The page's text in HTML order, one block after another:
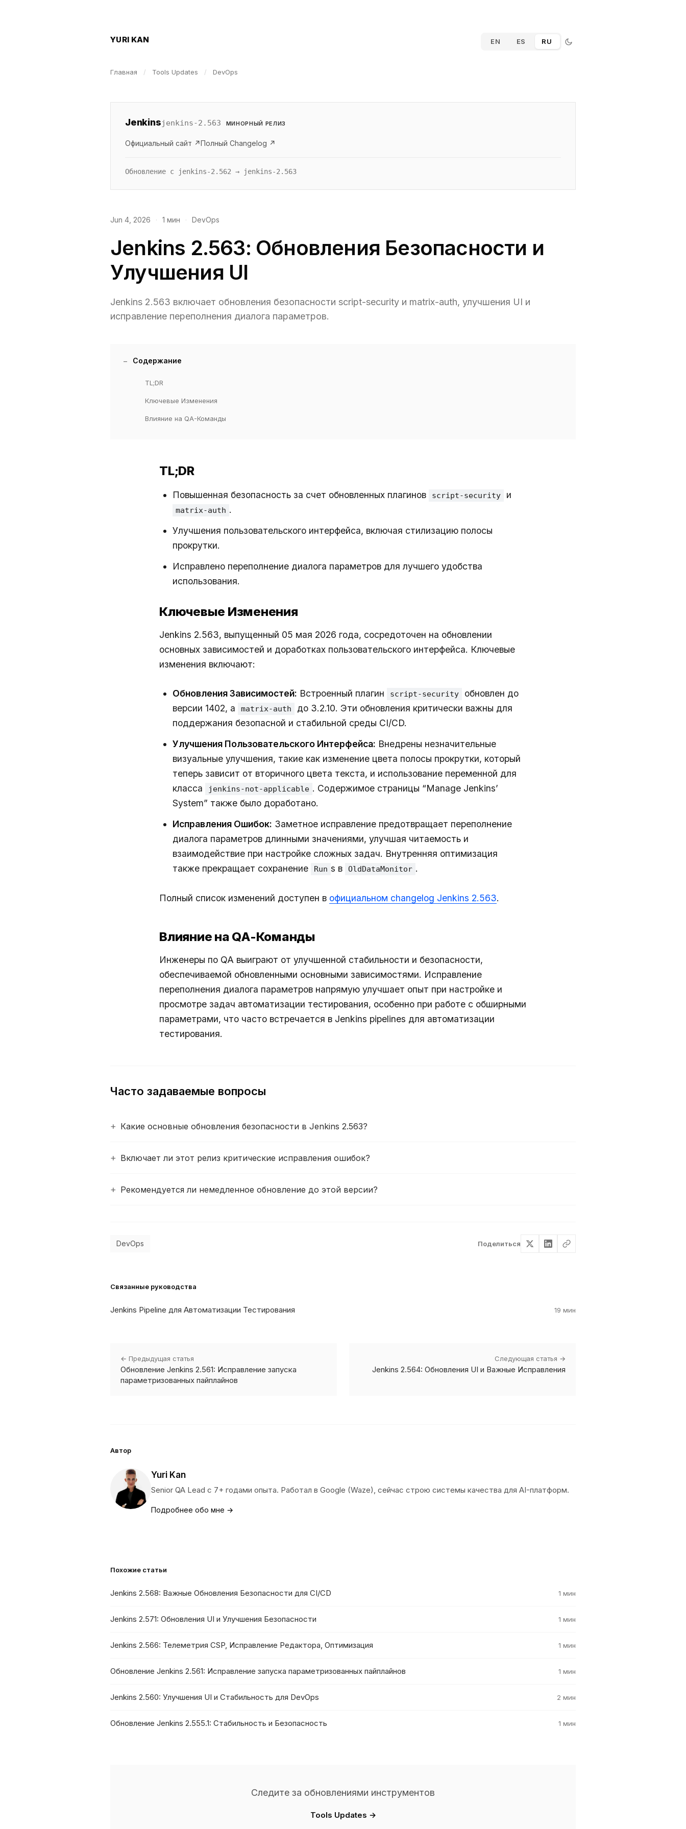
EN ES RU
YURI KAN
Главная / Tools Updates / DevOps
Jenkinsjenkins-2.563 МИНОРНЫЙ РЕЛИЗ
Официальный сайт ↗Полный Changelog ↗
Обновление с jenkins-2.562 → jenkins-2.563
Jun 4, 2026 · 1 мин · DevOps
Jenkins 2.563: Обновления Безопасности и
Улучшения UI
Jenkins 2.563 включает обновления безопасности script-security и matrix-auth, улучшения UI и
исправление переполнения диалога параметров.
Содержание
TL;DR
Ключевые Изменения
Влияние на QA-Команды
TL;DR
Повышенная безопасность за счет обновленных плагинов script-security и
matrix-auth .
Улучшения пользовательского интерфейса, включая стилизацию полосы
прокрутки.
Исправлено переполнение диалога параметров для лучшего удобства
использования.
Ключевые Изменения
Jenkins 2.563, выпущенный 05 мая 2026 года, сосредоточен на обновлении
основных зависимостей и доработках пользовательского интерфейса. Ключевые
изменения включают:
Обновления Зависимостей: Встроенный плагин script-security
обновлен до
версии 1402, а
matrix-auth
до 3.2.10. Эти обновления критически важны для
поддержания безопасной и стабильной среды CI/CD.
Улучшения Пользовательского Интерфейса: Внедрены незначительные
визуальные улучшения, такие как изменение цвета полосы прокрутки, который
теперь зависит от вторичного цвета текста, и использование переменной для
класса
jenkins-not-applicable . Содержимое страницы “Manage Jenkins’
System” также было доработано.
Исправления Ошибок: Заметное исправление предотвращает переполнение
диалога параметров длинными значениями, улучшая читаемость и
взаимодействие при настройке сложных задач. Внутренняя оптимизация
также прекращает сохранение
Run s в OldDataMonitor .
Полный список изменений доступен в официальном changelog Jenkins 2.563.
Влияние на QA-Команды
Инженеры по QA выиграют от улучшенной стабильности и безопасности,
обеспечиваемой обновленными основными зависимостями. Исправление
переполнения диалога параметров напрямую улучшает опыт при настройке и
просмотре задач автоматизации тестирования, особенно при работе с обширными
параметрами, что часто встречается в Jenkins pipelines для автоматизации
тестирования.
Часто задаваемые вопросы
Какие основные обновления безопасности в Jenkins 2.563?
Включает ли этот релиз критические исправления ошибок?
Рекомендуется ли немедленное обновление до этой версии?
DevOps Поделиться
Связанные руководства
Jenkins Pipeline для Автоматизации Тестирования 19 мин
← Предыдущая статья
Обновление Jenkins 2.561: Исправление запуска
параметризованных пайплайнов
Следующая статья →
Jenkins 2.564: Обновления UI и Важные Исправления
Автор
Yuri Kan
Senior QA Lead с 7+ годами опыта. Работал в Google (Waze), сейчас строю системы качества для AI-платформ.
Подробнее обо мне →
Похожие статьи
Jenkins 2.568: Важные Обновления Безопасности для CI/CD 1 мин
Jenkins 2.571: Обновления UI и Улучшения Безопасности 1 мин
Jenkins 2.566: Телеметрия CSP, Исправление Редактора, Оптимизация 1 мин
Обновление Jenkins 2.561: Исправление запуска параметризованных пайплайнов 1 мин
Jenkins 2.560: Улучшения UI и Стабильность для DevOps 2 мин
Обновление Jenkins 2.555.1: Стабильность и Безопасность 1 мин
Следите за обновлениями инструментов
Tools Updates →